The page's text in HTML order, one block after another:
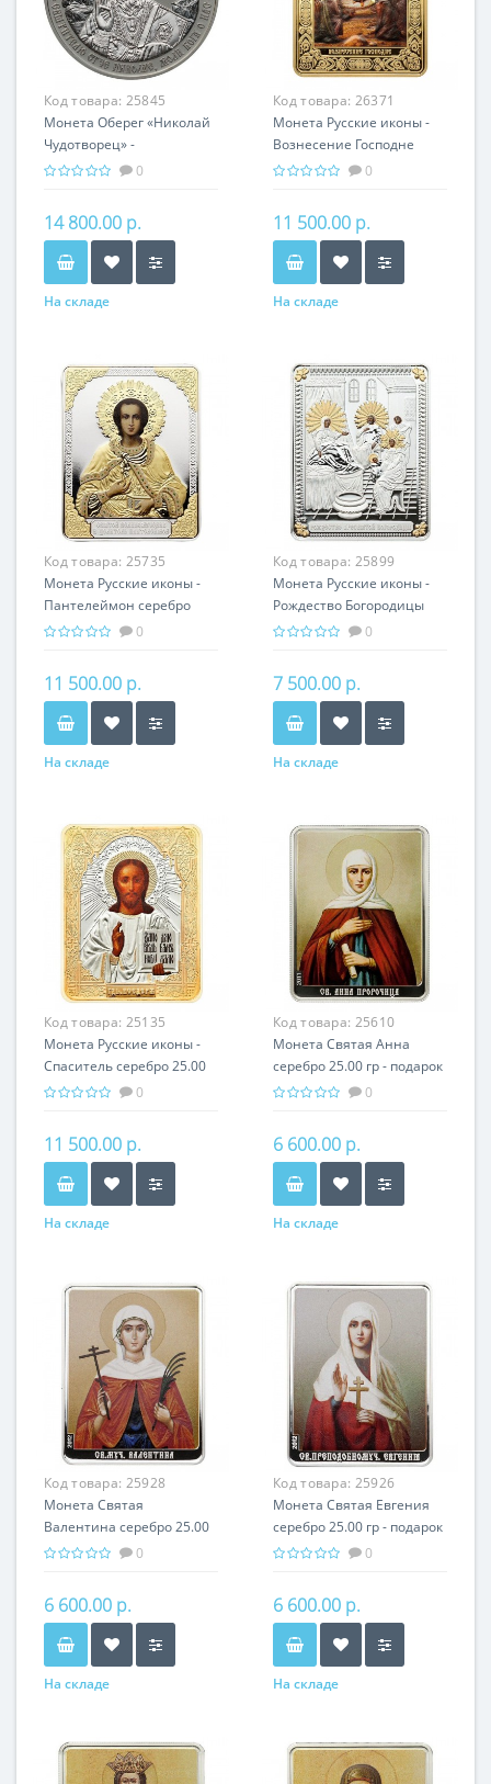
Код товара: 25845
Монета Оберег «Николай
Чудотворец» -
православная святыня
0
14 800.00 р.
На складе
Код товара: 26371
Монета Русские иконы -
Вознесение Господне
серебро 25.00 гр -
0
11 500.00 р.
На складе
Код товара: 25735
Монета Русские иконы -
Пантелеймон серебро
25.00 гр - православный
0
11 500.00 р.
На складе
Код товара: 25899
Монета Русские иконы -
Рождество Богородицы
серебро 25.00 гр -
0
7 500.00 р.
На складе
Код товара: 25135
Монета Русские иконы -
Спаситель серебро 25.00
гр - православные
0
11 500.00 р.
На складе
Код товара: 25610
Монета Святая Анна
серебро 25.00 гр - подарок
икона имени0
6 600.00 р.
На складе
Код товара: 25928
Монета Святая
Валентина серебро 25.00
гр - подарок икона имени
0
6 600.00 р.
На складе
Код товара: 25926
Монета Святая Евгения
серебро 25.00 гр - подарок
икона имени0
6 600.00 р.
На складе